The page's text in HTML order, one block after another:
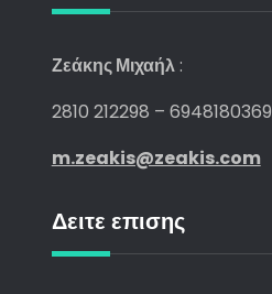
Ζεάκης Μιχαήλ:
2810 212298 – 6948180369
m.zeakis@zeakis.com
Δειτε επισης